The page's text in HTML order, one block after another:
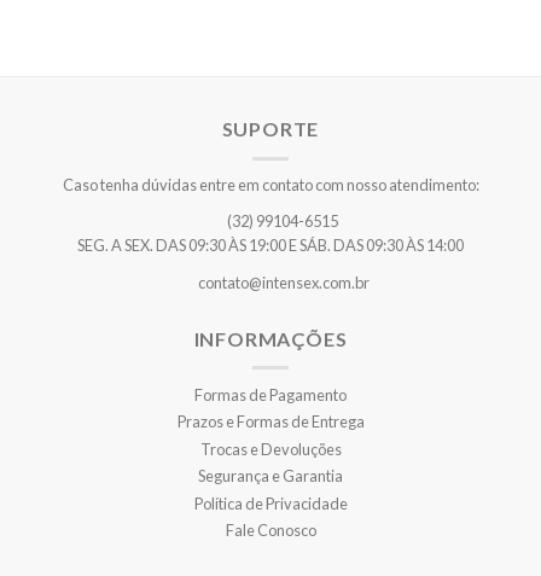
SUPORTE
Caso tenha dúvidas entre em contato com nosso atendimento:
(32) 99104-6515
SEG. A SEX. DAS 09:30 ÀS 19:00 E SÁB. DAS 09:30 ÀS 14:00
contato@intensex.com.br
INFORMAÇÕES
Formas de Pagamento
Prazos e Formas de Entrega
Trocas e Devoluções
Segurança e Garantia
Política de Privacidade
Fale Conosco